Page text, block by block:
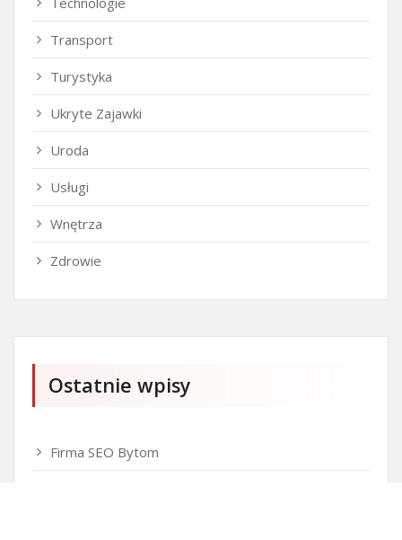
Transport
Turystyka
Ukryte Zajawki
Uroda
Usługi
Wnętrza
Zdrowie
Ostatnie wpisy
Firma SEO Bytom